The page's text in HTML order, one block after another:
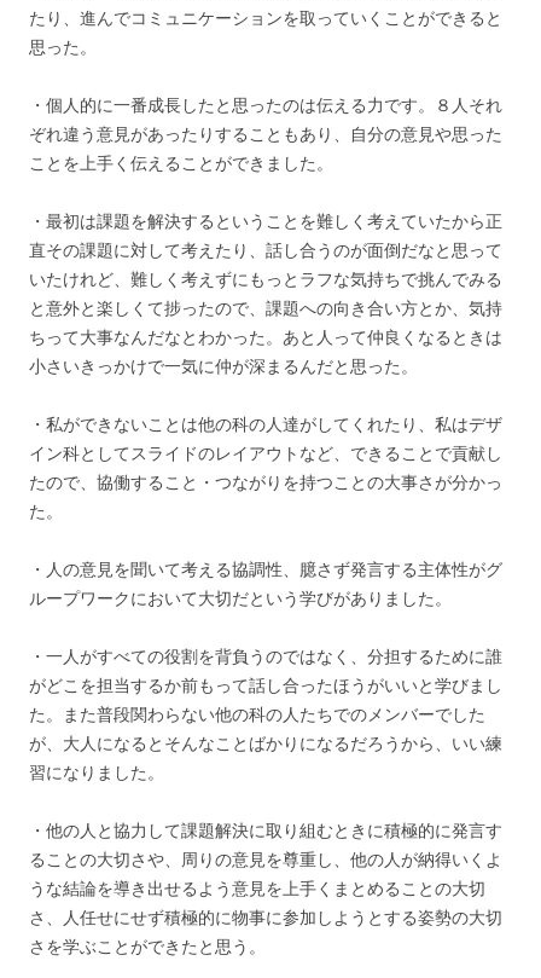
たり、進んでコミュニケーションを取っていくことができると
思った。
・個人的に一番成長したと思ったのは伝える力です。８人それ
ぞれ違う意見があったりすることもあり、自分の意見や思った
ことを上手く伝えることができました。
・最初は課題を解決するということを難しく考えていたから正
直その課題に対して考えたり、話し合うのが面倒だなと思って
いたけれど、難しく考えずにもっとラフな気持ちで挑んでみる
と意外と楽しくて捗ったので、課題への向き合い方とか、気持
ちって大事なんだなとわかった。あと人って仲良くなるときは
小さいきっかけで一気に仲が深まるんだと思った。
・私ができないことは他の科の人達がしてくれたり、私はデザ
イン科としてスライドのレイアウトなど、できることで貢献し
たので、協働すること・つながりを持つことの大事さが分かっ
た。
・人の意見を聞いて考える協調性、臆さず発言する主体性がグ
ループワークにおいて大切だという学びがありました。
・一人がすべての役割を背負うのではなく、分担するために誰
がどこを担当するか前もって話し合ったほうがいいと学びまし
た。また普段関わらない他の科の人たちでのメンバーでした
が、大人になるとそんなことばかりになるだろうから、いい練
習になりました。
・他の人と協力して課題解決に取り組むときに積極的に発言す
ることの大切さや、周りの意見を尊重し、他の人が納得いくよ
うな結論を導き出せるよう意見を上手くまとめることの大切
さ、人任せにせず積極的に物事に参加しようとする姿勢の大切
さを学ぶことができたと思う。